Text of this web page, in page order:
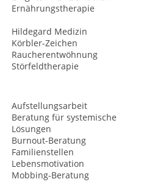
Ernährungstherapie
Hildegard Medizin
Körbler-Zeichen
Raucherentwöhnung
Störfeldtherapie
Aufstellungsarbeit
Beratung für systemische
Lösungen
Burnout-Beratung
Familienstellen
Lebensmotivation
Mobbing-Beratung